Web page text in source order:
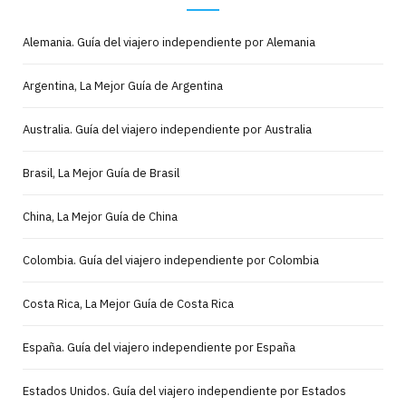
Alemania. Guía del viajero independiente por Alemania
Argentina, La Mejor Guía de Argentina
Australia. Guía del viajero independiente por Australia
Brasil, La Mejor Guía de Brasil
China, La Mejor Guía de China
Colombia. Guía del viajero independiente por Colombia
Costa Rica, La Mejor Guía de Costa Rica
España. Guía del viajero independiente por España
Estados Unidos. Guía del viajero independiente por Estados